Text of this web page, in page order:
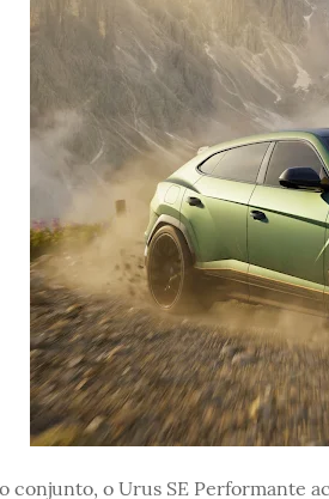
conjunto, o Urus SE Performante